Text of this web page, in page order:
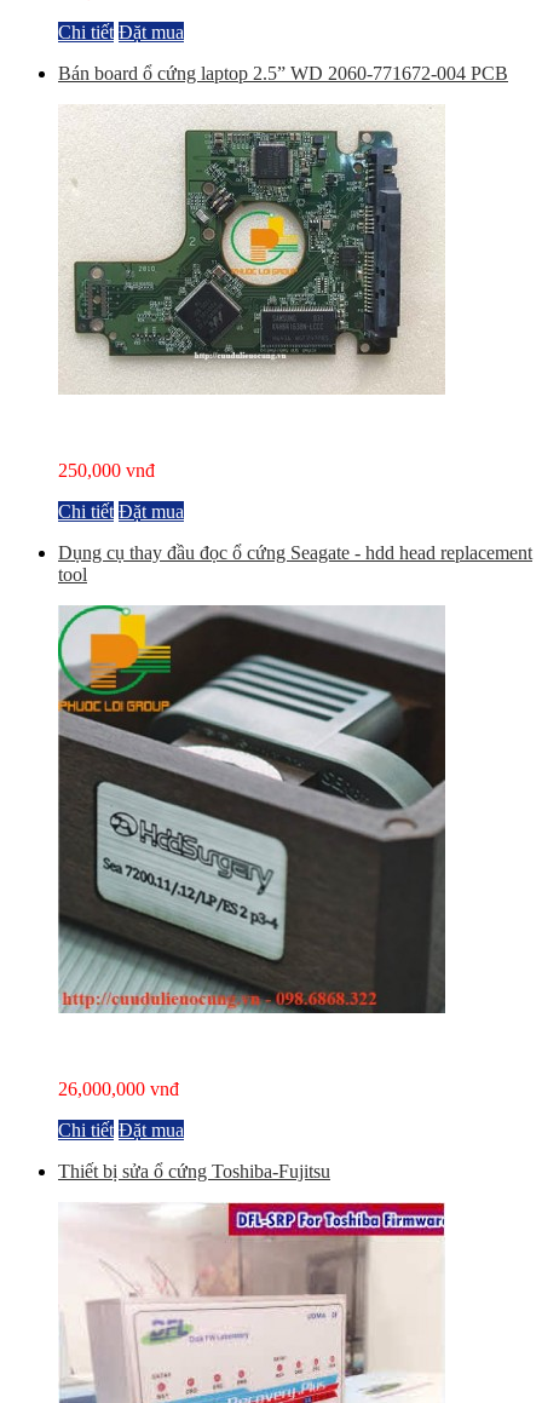
Chi tiết Đặt mua
Bán board ổ cứng laptop 2.5” WD 2060-771672-004 PCB
250,000 vnđ
Chi tiết Đặt mua
Dụng cụ thay đầu đọc ổ cứng Seagate - hdd head replacement
tool
26,000,000 vnđ
Chi tiết Đặt mua
Thiết bị sửa ổ cứng Toshiba-Fujitsu